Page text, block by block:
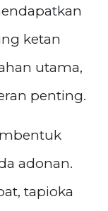
ketan
utama,
penting.
adonan.
tapioka